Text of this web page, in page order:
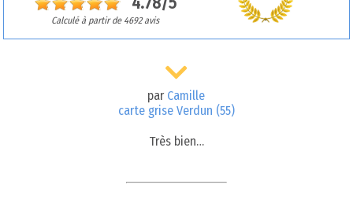
Calculé à partir de 4692 avis
par Camille
carte grise Verdun (55)
Très bien…